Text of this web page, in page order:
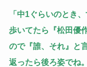
「中1ぐらいのとき
歩いてたら『松田優
ので『誰、それ』と
返ったら後ろ姿でね